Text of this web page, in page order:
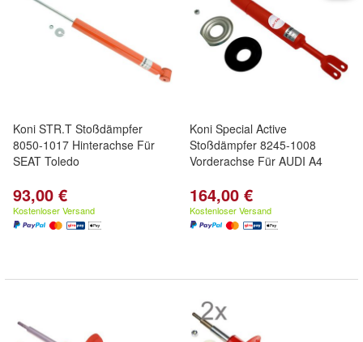
Koni STR.T Stoßdämpfer
8050-1017 Hinterachse Für
SEAT Toledo
93,00 €
Kostenloser Versand
Koni Special Active
Stoßdämpfer 8245-1008
Vorderachse Für AUDI A4
164,00 €
Kostenloser Versand